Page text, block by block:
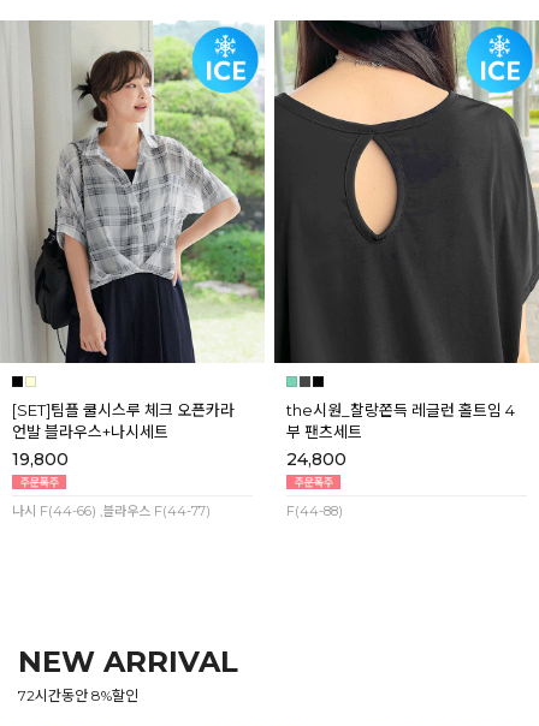
[SET]팀플 쿨시스루 체크 오픈카라
언발 블라우스+나시세트
19,800
나시 F(44-66) ,블라우스 F(44-77)
the시원_찰랑쫀득 레글런 홀트임 4
부 팬츠세트
24,800
F(44-88)
NEW ARRIVAL
72시간동안 8%할인